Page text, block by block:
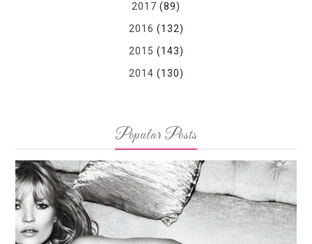
2017 (89)
2016 (132)
2015 (143)
2014 (130)
Popular Posts